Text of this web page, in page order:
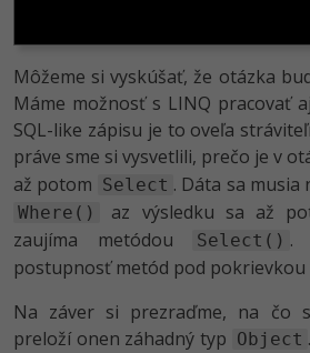
Môžeme si vyskúšať, že otázka
Máme možnosť s LINQ pracovať
SQL-like zápisu je to oveľa
práve sme si vysvetlili, prečo je v
až potom Select . Dáta sa
Where()
az výsledku sa až
zaujíma metódou
Select() .
postupnosť metód pod pokrievkou
Na záver si prezraďme, na čo
preloží onen záhadný typ Object